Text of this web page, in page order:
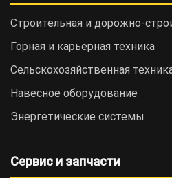
Строительная и дорожно-
Горная и карьерная техника
Сельскохозяйственная
Навесное оборудование
Энергетические системы
Сервис и запчасти